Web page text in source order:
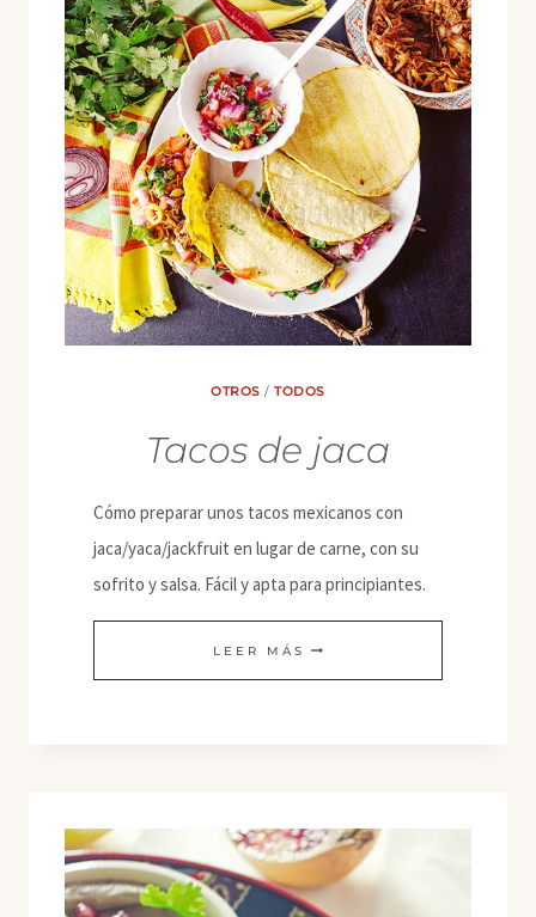
OTROS /TODOS
Tacos de jaca
Cómo preparar unos tacos mexicanos con
jaca/yaca/jackfruit en lugar de carne, con su
sofrito y salsa. Fácil y apta para principiantes.
LEER MÁS TACOS
DE